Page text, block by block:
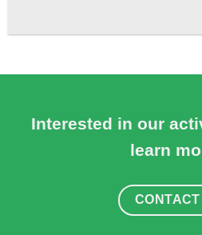
Interested in our
learn